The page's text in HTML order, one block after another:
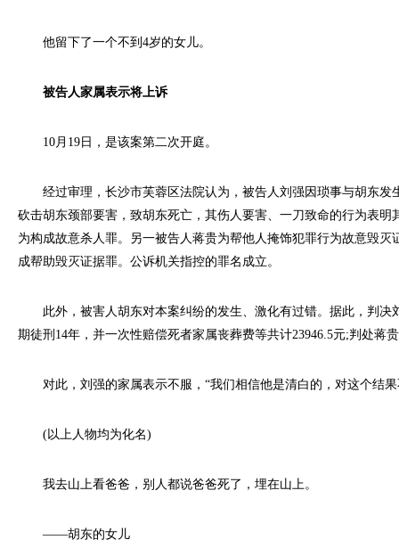
他留下了一个不到4岁的女儿。
被告人家属表示将上诉
10月19日，是该案第二次开庭。
经过审理，长沙市芙蓉区法院认为，被告人刘强因琐事与胡东发
砍击胡东颈部要害，致胡东死亡，其伤人要害、一刀致命的行为表明
为构成故意杀人罪。另一被告人蒋贵为帮他人掩饰犯罪行为故意毁灭
成帮助毁灭证据罪。公诉机关指控的罪名成立。
此外，被害人胡东对本案纠纷的发生、激化有过错。据此，判决
期徒刑14年，并一次性赔偿死者家属丧葬费等共计23946.5元;判处蒋
对此，刘强的家属表示不服，“我们相信他是清白的，对这个结果
(以上人物均为化名)
我去山上看爸爸，别人都说爸爸死了，埋在山上。
——胡东的女儿